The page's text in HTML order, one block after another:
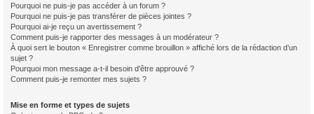
Pourquoi ne puis-je pas accéder à un forum ?
Pourquoi ne puis-je pas transférer de pièces jointes ?
Pourquoi ai-je reçu un avertissement ?
Comment puis-je rapporter des messages à un modérateur ?
À quoi sert le bouton « Enregistrer comme brouillon » affiché lors de la rédaction d’un
sujet ?
Pourquoi mon message a-t-il besoin d’être approuvé ?
Comment puis-je remonter mes sujets ?
Mise en forme et types de sujets